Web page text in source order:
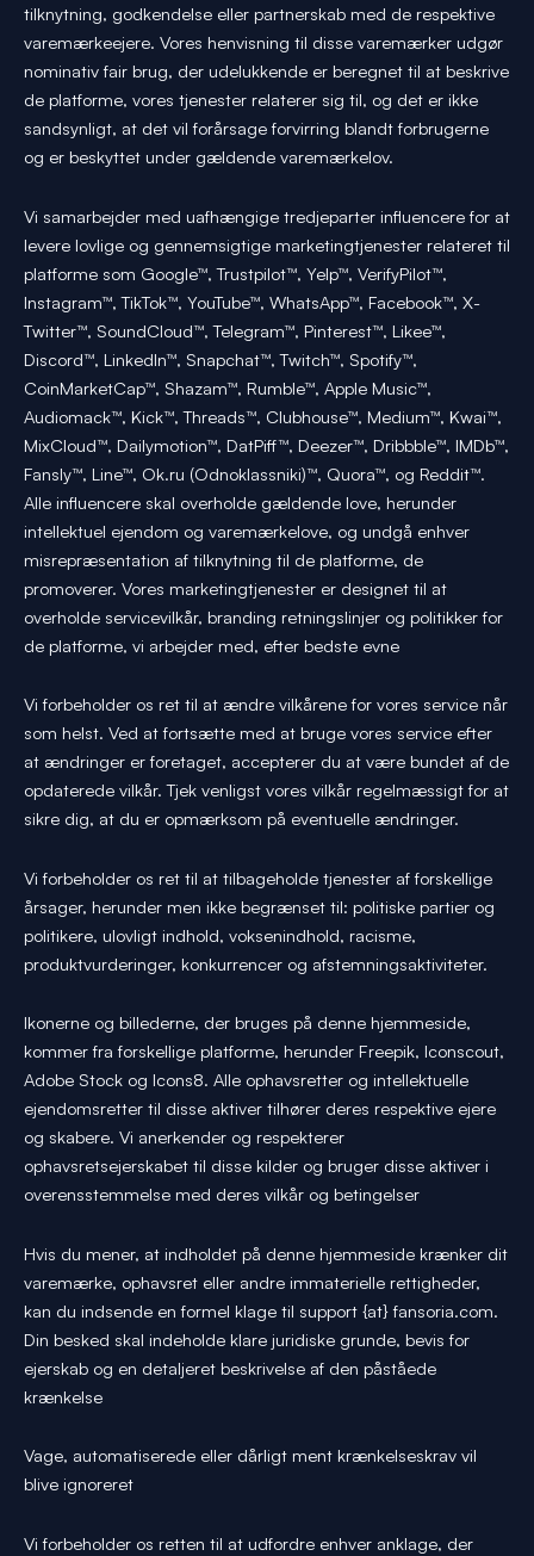
tilknytning, godkendelse eller partnerskab med de respektive
varemærkeejere. Vores henvisning til disse varemærker udgør
nominativ fair brug, der udelukkende er beregnet til at beskrive
de platforme, vores tjenester relaterer sig til, og det er ikke
sandsynligt, at det vil forårsage forvirring blandt forbrugerne
og er beskyttet under gældende varemærkelov.
Vi samarbejder med uafhængige tredjeparter influencere for at
levere lovlige og gennemsigtige marketingtjenester relateret til
platforme som Google™, Trustpilot™, Yelp™, VerifyPilot™,
Instagram™, TikTok™, YouTube™, WhatsApp™, Facebook™, X-
Twitter™, SoundCloud™, Telegram™, Pinterest™, Likee™,
Discord™, LinkedIn™, Snapchat™, Twitch™, Spotify™,
CoinMarketCap™, Shazam™, Rumble™, Apple Music™,
Audiomack™, Kick™, Threads™, Clubhouse™, Medium™, Kwai™,
MixCloud™, Dailymotion™, DatPiff™, Deezer™, Dribbble™, IMDb™,
Fansly™, Line™, Ok.ru (Odnoklassniki)™, Quora™, og Reddit™.
Alle influencere skal overholde gældende love, herunder
intellektuel ejendom og varemærkelove, og undgå enhver
misrepræsentation af tilknytning til de platforme, de
promoverer. Vores marketingtjenester er designet til at
overholde servicevilkår, branding retningslinjer og politikker for
de platforme, vi arbejder med, efter bedste evne
Vi forbeholder os ret til at ændre vilkårene for vores service når
som helst. Ved at fortsætte med at bruge vores service efter
at ændringer er foretaget, accepterer du at være bundet af de
opdaterede vilkår. Tjek venligst vores vilkår regelmæssigt for at
sikre dig, at du er opmærksom på eventuelle ændringer.
Vi forbeholder os ret til at tilbageholde tjenester af forskellige
årsager, herunder men ikke begrænset til: politiske partier og
politikere, ulovligt indhold, voksenindhold, racisme,
produktvurderinger, konkurrencer og afstemningsaktiviteter.
Ikonerne og billederne, der bruges på denne hjemmeside,
kommer fra forskellige platforme, herunder Freepik, Iconscout,
Adobe Stock og Icons8. Alle ophavsretter og intellektuelle
ejendomsretter til disse aktiver tilhører deres respektive ejere
og skabere. Vi anerkender og respekterer
ophavsretsejerskabet til disse kilder og bruger disse aktiver i
overensstemmelse med deres vilkår og betingelser
Hvis du mener, at indholdet på denne hjemmeside krænker dit
varemærke, ophavsret eller andre immaterielle rettigheder,
kan du indsende en formel klage til support {at} fansoria.com.
Din besked skal indeholde klare juridiske grunde, bevis for
ejerskab og en detaljeret beskrivelse af den påståede
krænkelse
Vage, automatiserede eller dårligt ment krænkelseskrav vil
blive ignoreret
Vi forbeholder os retten til at udfordre enhver anklage, der